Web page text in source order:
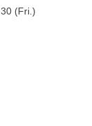
(Fri.)